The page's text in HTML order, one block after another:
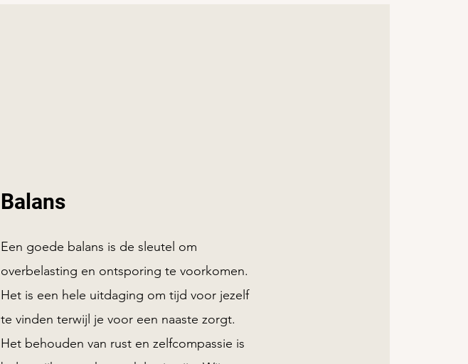
Balans
Een goede balans is de sleutel om
overbelasting en ontsporing te voorkomen.
Het is een hele uitdaging om tijd voor jezelf
te vinden terwijl je voor een naaste zorgt.
Het behouden van rust en zelfcompassie is